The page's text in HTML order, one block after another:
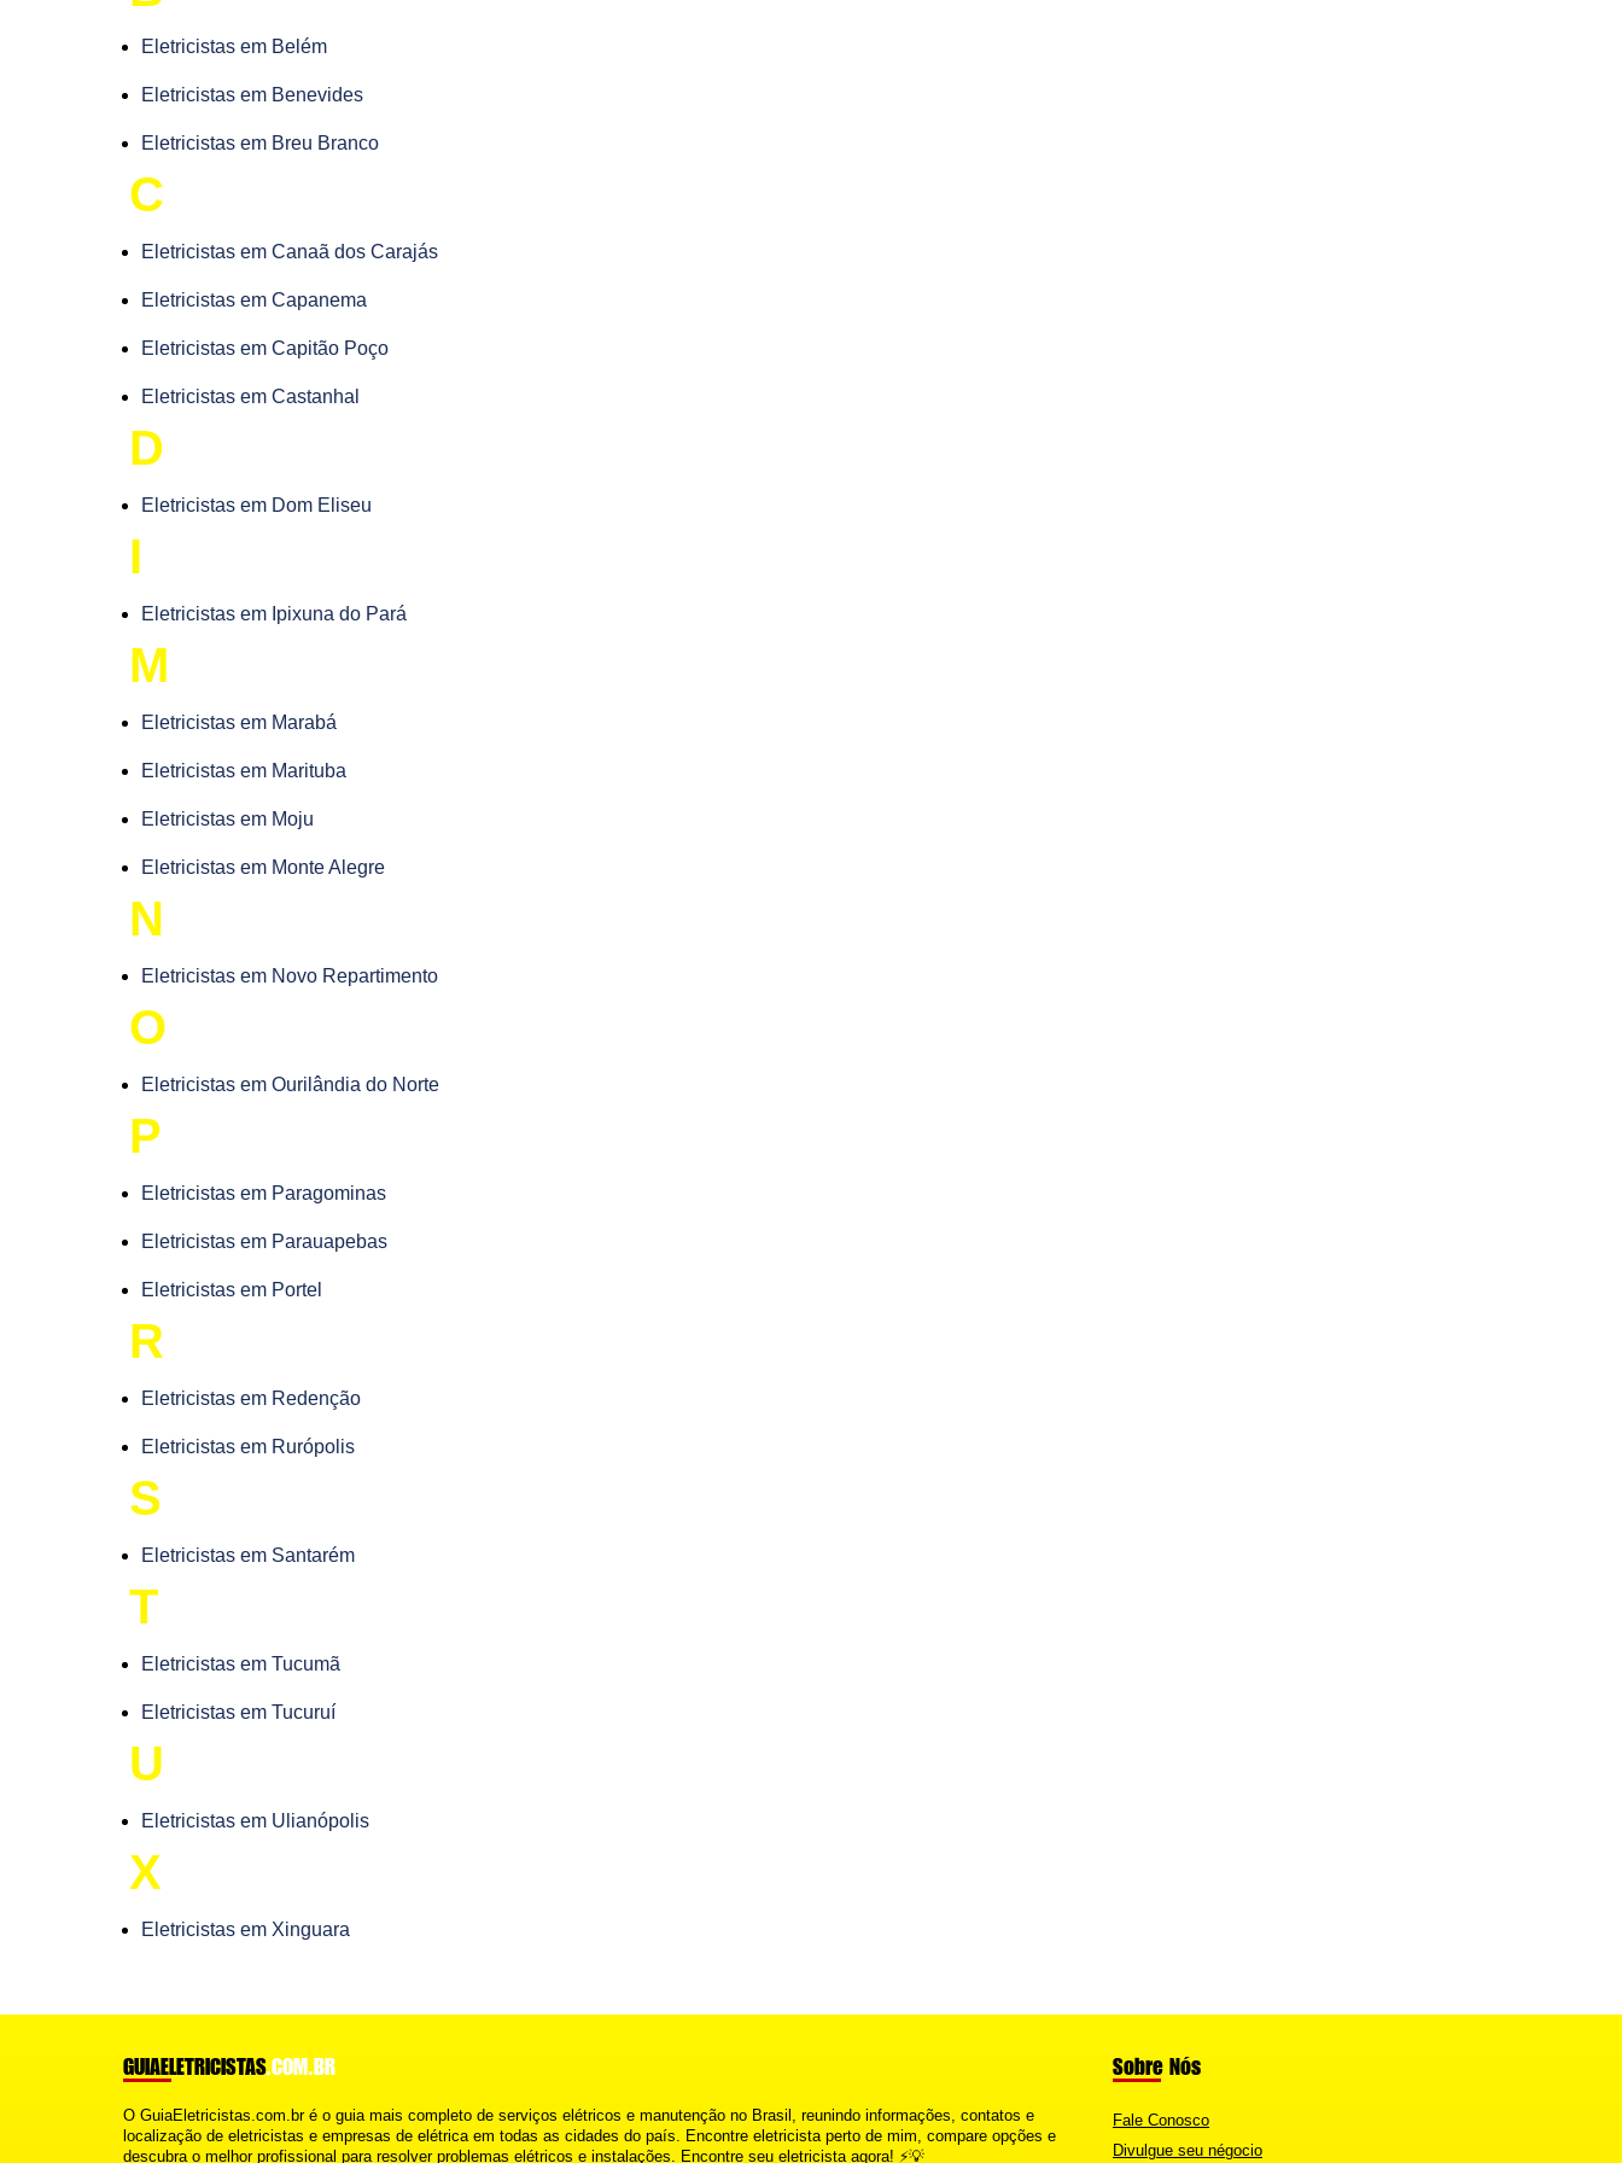
Eletricistas em Belém
Eletricistas em Benevides
Eletricistas em Breu Branco
C
Eletricistas em Canaã dos Carajás
Eletricistas em Capanema
Eletricistas em Capitão Poço
Eletricistas em Castanhal
D
Eletricistas em Dom Eliseu
I
Eletricistas em Ipixuna do Pará
M
Eletricistas em Marabá
Eletricistas em Marituba
Eletricistas em Moju
Eletricistas em Monte Alegre
N
Eletricistas em Novo Repartimento
O
Eletricistas em Ourilândia do Norte
P
Eletricistas em Paragominas
Eletricistas em Parauapebas
Eletricistas em Portel
R
Eletricistas em Redenção
Eletricistas em Rurópolis
S
Eletricistas em Santarém
T
Eletricistas em Tucumã
Eletricistas em Tucuruí
U
Eletricistas em Ulianópolis
X
Eletricistas em Xinguara
GUIAELETRICISTAS.COM.BR
O GuiaEletricistas.com.br é o guia mais completo de serviços elétricos e manutenção no Brasil, reunindo informações, contatos e
localização de eletricistas e empresas de elétrica em todas as cidades do país. Encontre eletricista perto de mim, compare opções e
descubra o melhor profissional para resolver problemas elétricos e instalações. Encontre seu eletricista agora! ⚡💡
Sobre Nós
Fale Conosco
Divulgue seu négocio